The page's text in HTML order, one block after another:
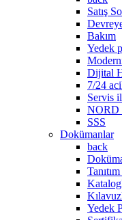
Satış
Bakım
Yedek
Dijital
7/24
Servis
NORD
SSS
Dokümanlar
back
Yedek